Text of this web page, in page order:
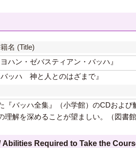
名 (Title)
ヨハン・ゼバスティアン・バッハ』
バッハ 神と人とのはざまで』
『バッハ全集』（小学館）のCDおよ
解を深めることが望ましい。（図書館
Abilities Required to Take the